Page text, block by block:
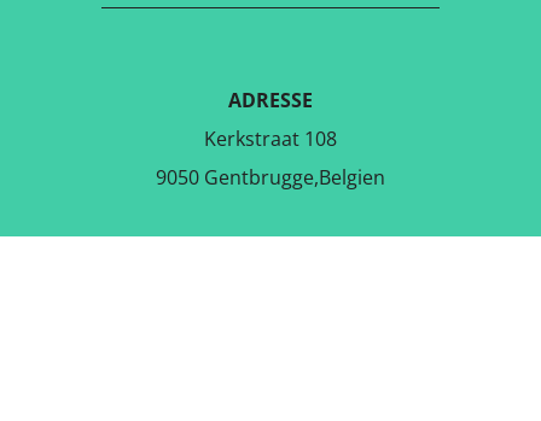
ADRESSE
Kerkstraat 108
9050 Gentbrugge,Belgien